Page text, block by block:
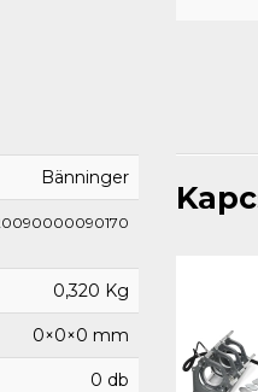
Bänninger
0,320 Kg
0×0×0 mm
0 db